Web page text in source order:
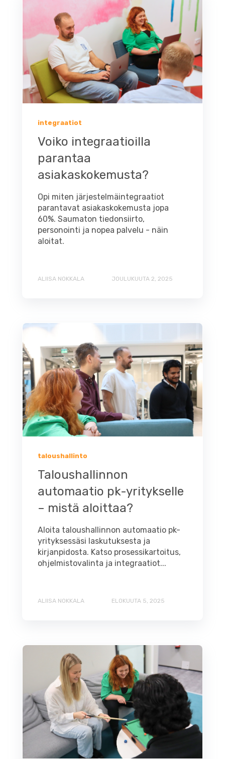
integraatiot
Voiko integraatioilla
parantaa
asiakaskokemusta?
Opi miten järjestelmäintegraatiot
parantavat asiakaskokemusta jopa
60%. Saumaton tiedonsiirto,
personointi ja nopea palvelu - näin
aloitat.
ALIISA NOKKALA JOULUKUUTA 2, 2025
taloushallinto
Taloushallinnon
automaatio pk-yritykselle
– mistä aloittaa?
Aloita taloushallinnon automaatio pk-
yrityksessäsi laskutuksesta ja
kirjanpidosta. Katso prosessikartoitus,
ohjelmistovalinta ja integraatiot...
ALIISA NOKKALA ELOKUUTA 5, 2025